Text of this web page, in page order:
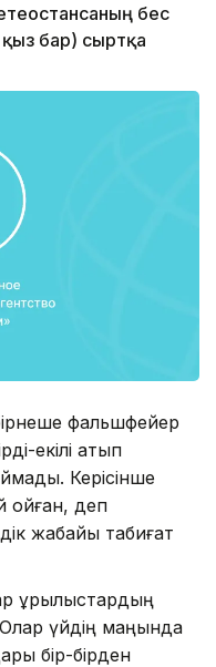
бес
бар) сыртқа
фальшфейер
екілі атып
Керісінше
деп
жабайы табиғат
құрылыстардың
үйдің маңында
бір-бірден